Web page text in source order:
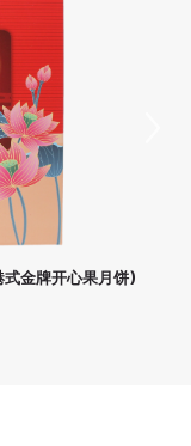
金牌开心果月饼)